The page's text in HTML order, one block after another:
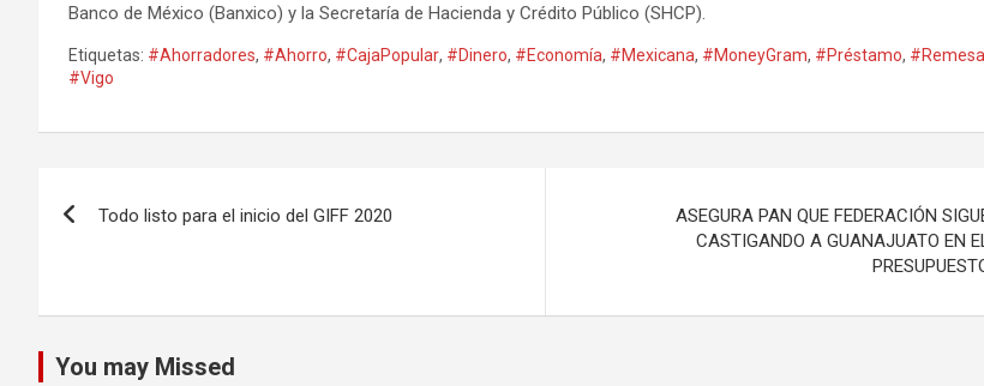
Banco de México (Banxico) y la Secretaría de Hacienda y Crédito Público (SHCP).
Etiquetas: #Ahorradores, #Ahorro, #CajaPopular, #Dinero, #Economía, #Mexicana, #MoneyGram, #Préstamo,
#Vigo
Todo listo para el inicio del GIFF 2020
ASEGURA PAN QUE FEDERACIÓN
CASTIGANDO A GUANAJUATO EN
You may Missed